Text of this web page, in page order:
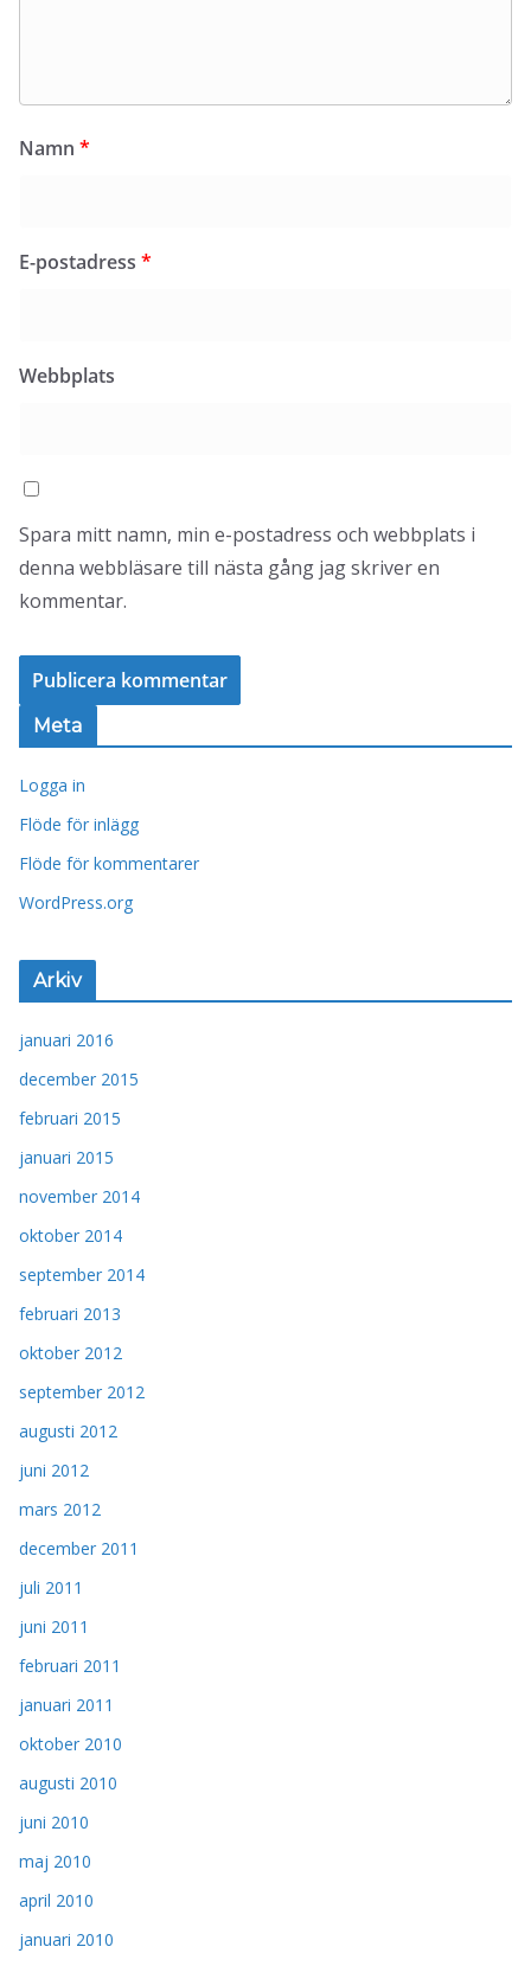
Namn *
E-postadress *
Webbplats
Spara mitt namn, min e-postadress och webbplats i
denna webbläsare till nästa gång jag skriver en
kommentar.
Meta
Logga in
Flöde för inlägg
Flöde för kommentarer
WordPress.org
Arkiv
januari 2016
december 2015
februari 2015
januari 2015
november 2014
oktober 2014
september 2014
februari 2013
oktober 2012
september 2012
augusti 2012
juni 2012
mars 2012
december 2011
juli 2011
juni 2011
februari 2011
januari 2011
oktober 2010
augusti 2010
juni 2010
maj 2010
april 2010
januari 2010